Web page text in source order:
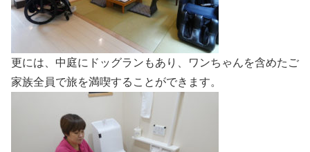
更には、中庭にドッグランもあり、ワンちゃんを含めたご
家族全員で旅を満喫することができます。